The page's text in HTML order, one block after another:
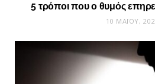
5 τρόποι που ο θυμός
10 ΜΑΪ́ΟΥ,